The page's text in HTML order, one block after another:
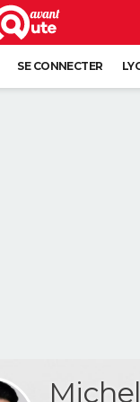
SE CONNECTER